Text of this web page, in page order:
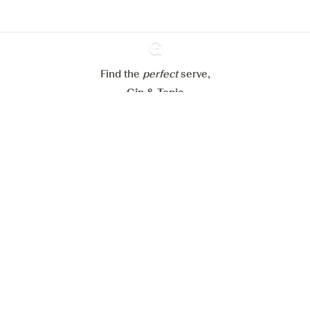
Ginventory
Find the perfectserve,
Gin & Tonic